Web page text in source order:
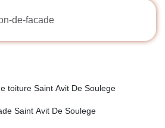
toiture Saint Avit De Soulege
Saint Avit De Soulege